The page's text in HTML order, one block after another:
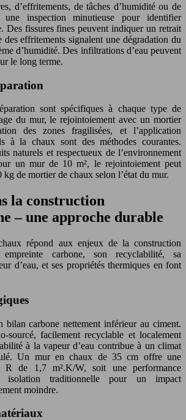
d’effritements, de tâches d’humidité ou de
une inspection minutieuse pour identifier
Des fissures fines peuvent indiquer un retrait
effritements signalent une dégradation du
d’humidité. Des infiltrations d’eau peuvent
le long terme.
sont spécifiques à chaque type de
du mur, le rejointoiement avec un mortier
des zones fragilisées, et l’application
à la chaux sont des méthodes courantes.
naturels et respectueux de l’environnement
un mur de 10 m², le rejointoiement peut
kg de mortier de chaux selon l’état du mur.
la construction
– une approche durable
répond aux enjeux de la construction
carbone, son recyclabilité, sa
d’eau, et ses propriétés thermiques en font
bilan carbone nettement inférieur au ciment.
sourcé, facilement recyclable et localement
à la vapeur d’eau contribue à un climat
Un mur en chaux de 35 cm offre une
R de 1,7 m².K/W, soit une performance
isolation traditionnelle pour un impact
moindre.